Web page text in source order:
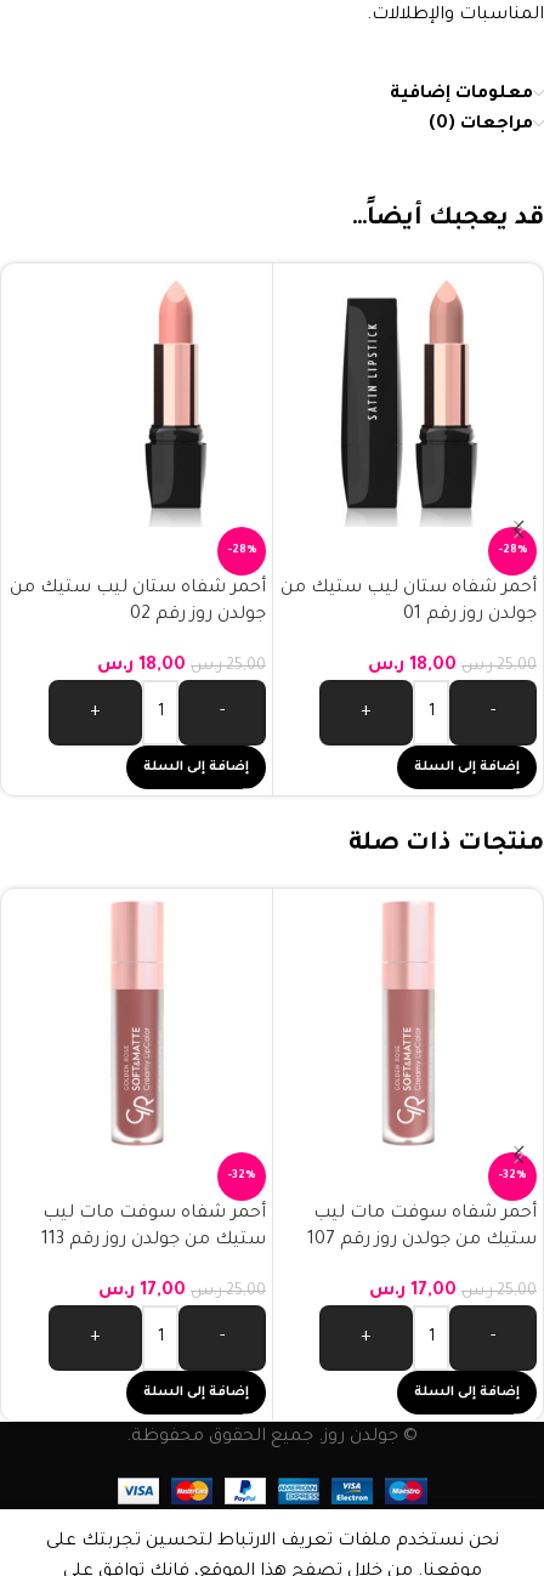
المناسبات والإطلالات.
معلومات إضافية
مراجعات (0)
قد يعجبك أيضاً…
-28%
أحمر شفاه ستان ليب ستيك من
جولدن روز رقم 01
25,00 ر.س 18,00 ر.س
-
+
إضافة إلى السلة
-28%
أحمر شفاه ستان ليب ستيك من
جولدن روز رقم 02
25,00 ر.س 18,00 ر.س
-
+
إضافة إلى السلة
منتجات ذات صلة
-32%
أحمر شفاه سوفت مات ليب
ستيك من جولدن روز رقم 107
25,00 ر.س 17,00 ر.س
-
+
إضافة إلى السلة
-32%
أحمر شفاه سوفت مات ليب
ستيك من جولدن روز رقم 113
25,00 ر.س 17,00 ر.س
-
+
إضافة إلى السلة
© جولدن روز. جميع الحقوق محفوظة.
نحن نستخدم ملفات تعريف الارتباط لتحسين تجربتك على